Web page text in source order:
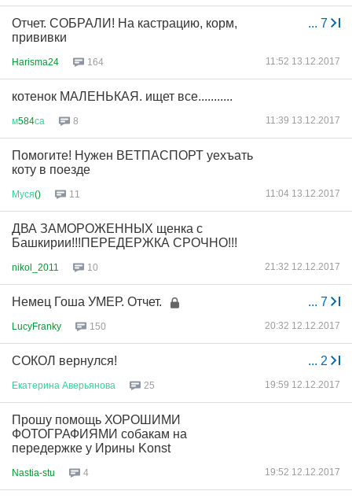
... 7
Отчет. СОБРАЛИ! На кастрацию, корм,
прививки
Harisma24 164 11:52 13.12.2017
котенок МАЛЕНЬКАЯ. ищет все...........
м584са 8 11:39 13.12.2017
Помогите! Нужен ВЕТПАСПОРТ уехъать
коту в поезде
Муся() 11 11:04 13.12.2017
ДВА ЗАМОРОЖЕННЫХ щенка с
Башкирии!!!ПЕРЕДЕРЖКА СРОЧНО!!!
nikol_2011 10 21:32 12.12.2017
... 7
Немец Гоша УМЕР. Отчет.
LucyFranky 150 20:32 12.12.2017
... 2
СОКОЛ вернулся!
Екатерина Аверьянова 25 19:59 12.12.2017
Прошу помощь ХОРОШИМИ
ФОТОГРАФИЯМИ собакам на
передержке у Ирины Konst
Nastia-stu 4 19:52 12.12.2017